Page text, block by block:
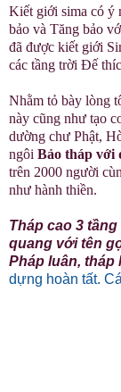
Kiết giới sima có ý
bảo và Tăng bảo
đã được kiết giới
các tầng trời Đế
Nhằm tỏ bày lòng
này cũng như tạo
dường chư Phật,
ngôi Bảo tháp với
trên 2000 người
như hành thiền.
Tháp cao 3
quang với tên
Pháp luân, tháp
dựng hoàn tất.